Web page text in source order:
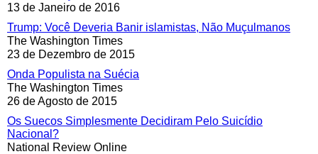
13 de Janeiro de 2016
Trump: Você Deveria Banir islamistas, Não Muçulmanos
The Washington Times
23 de Dezembro de 2015
Onda Populista na Suécia
The Washington Times
26 de Agosto de 2015
Os Suecos Simplesmente Decidiram Pelo Suicídio
Nacional?
National Review Online